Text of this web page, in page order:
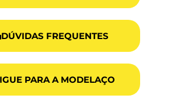
DÚVIDAS FREQUENTES
PARA A MODELAÇO